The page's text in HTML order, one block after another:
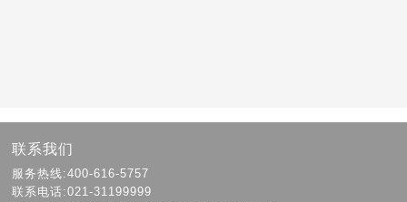
联系我们
服务热线:400-616-5757
联系电话:021-31199999